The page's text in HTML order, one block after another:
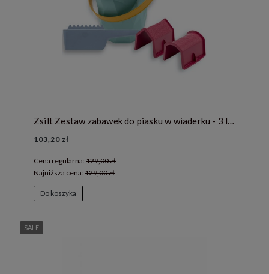
Zsilt Zestaw zabawek do piasku w wiaderku - 3 lata +
103,20 zł
Cena regularna: 129,00 zł
Najniższa cena: 129,00 zł
Do koszyka
SALE